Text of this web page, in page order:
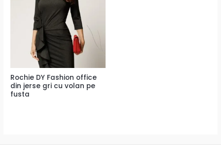
Rochie DY Fashion office
din jerse gri cu volan pe
fusta